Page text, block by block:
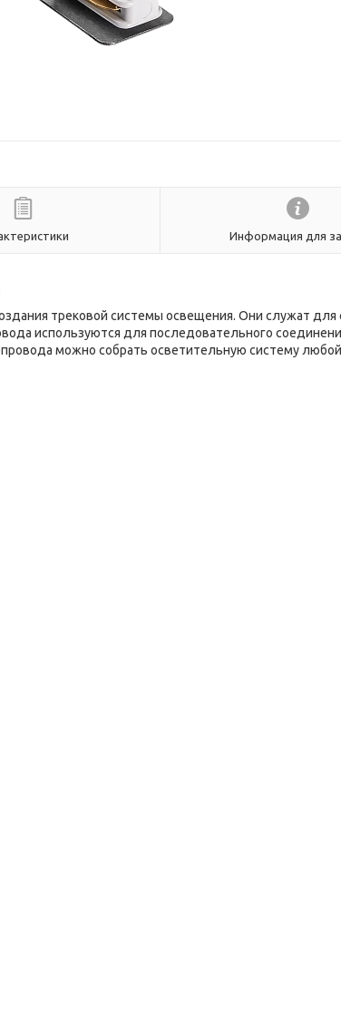
Информация для
трековой системы освещения. Они служат для
используются для последовательного
можно собрать осветительную систему